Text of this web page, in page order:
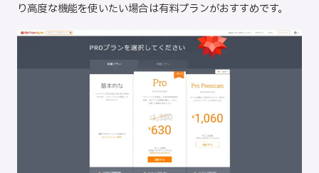
り高度な機能を使いたい場合は有料プランがおすすめです。